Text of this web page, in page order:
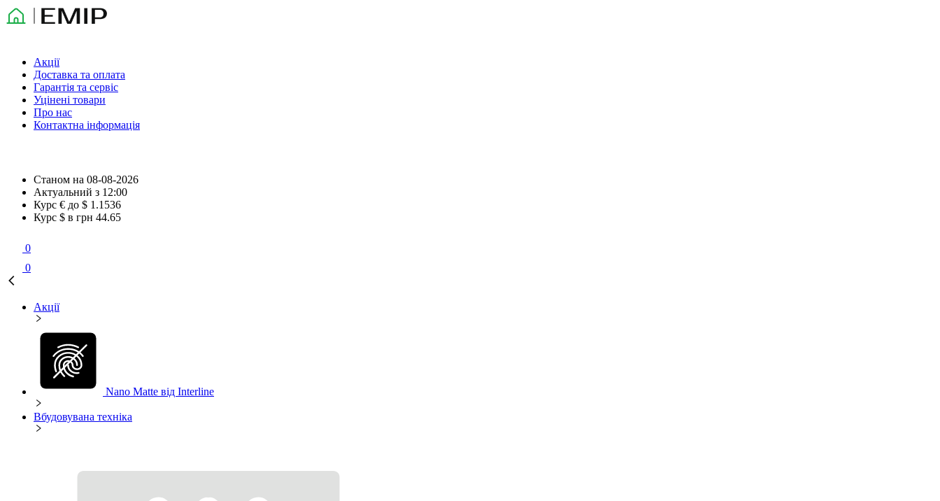
Акції
Доставка та оплата
Гарантія та сервіс
Уцінені товари
Про нас
Контактна інформація
Станом на 08-08-2026
Актуальний з 12:00
Курс € до $ 1.1536
Курс $ в грн 44.65
0
0
Акції
Nano Matte від Interline
Вбудовувана техніка